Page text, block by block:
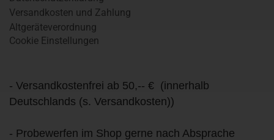
Versandkosten und Zahlung
Altgeräteverordnung
Cookie Einstellungen
- Versandkostenfrei ab 50,-- € (innerhalb
Deutschlands (s. Versandkosten))
- Probewerfen im Shop gerne nach Absprache